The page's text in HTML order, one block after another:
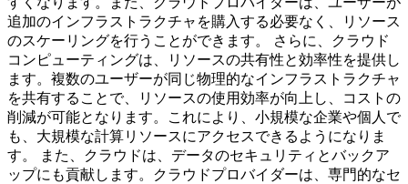
追加のインフラストラクチャを購入する必要なく、リソース
のスケーリングを行うことができます。 さらに、クラウド
コンピューティングは、リソースの共有性と効率性を提供し
ます。複数のユーザーが同じ物理的なインフラストラクチャ
を共有することで、リソースの使用効率が向上し、コストの
削減が可能となります。これにより、小規模な企業や個人で
も、大規模な計算リソースにアクセスできるようになりま
す。 また、クラウドは、データのセキュリティとバックア
ップにも貢献します。クラウドプロバイダーは、専門的なセ